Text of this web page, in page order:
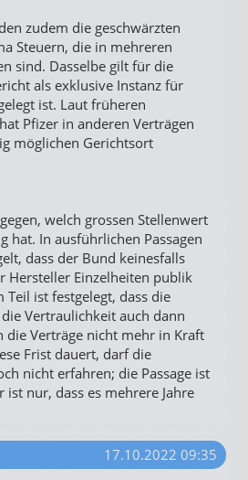
zudem die geschwärzten
Steuern, die in mehreren
sind. Dasselbe gilt für die
als exklusive Instanz für
ist. Laut früheren
Pfizer in anderen Verträgen
möglichen Gerichtsort
welch grossen Stellenwert
hat. In ausführlichen Passagen
dass der Bund keinesfalls
Hersteller Einzelheiten publik
Teil ist festgelegt, dass die
Vertraulichkeit auch dann
die Verträge nicht mehr in Kraft
Frist dauert, darf die
nicht erfahren; die Passage ist
ist nur, dass es mehrere Jahre
17.10.2022 09:35